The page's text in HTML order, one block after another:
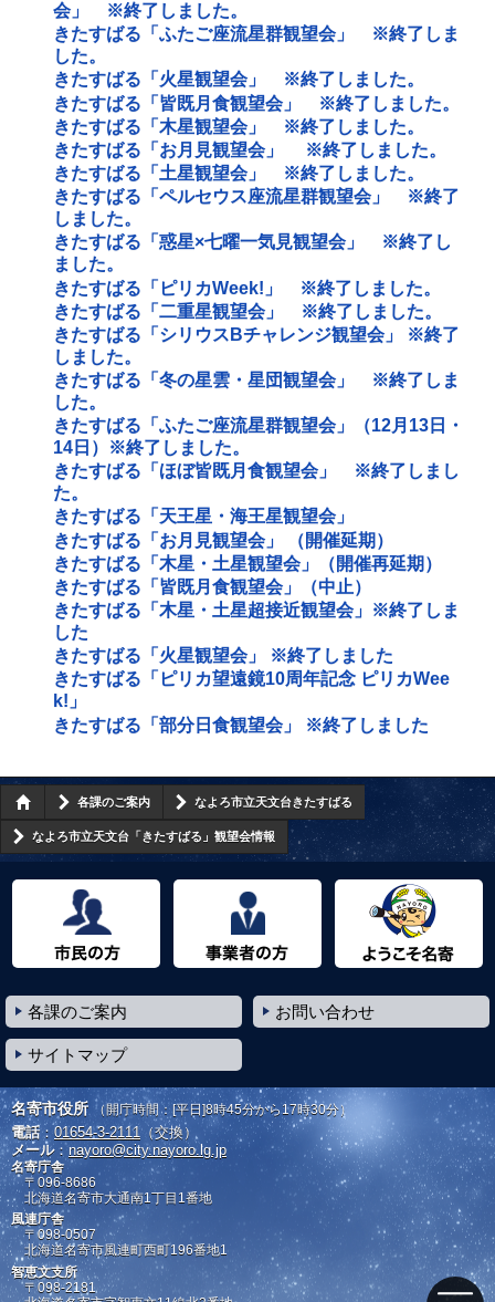
会」 ※終了しました。
きたすばる「ふたご座流星群観望会」 ※終了しま
した。
きたすばる「火星観望会」 ※終了しました。
きたすばる「皆既月食観望会」 ※終了しました。
きたすばる「木星観望会」 ※終了しました。
きたすばる「お月見観望会」 ※終了しました。
きたすばる「土星観望会」 ※終了しました。
きたすばる「ペルセウス座流星群観望会」 ※終了
しました。
きたすばる「惑星×七曜一気見観望会」 ※終了し
ました。
きたすばる「ピリカWeek!」 ※終了しました。
きたすばる「二重星観望会」 ※終了しました。
きたすばる「シリウスBチャレンジ観望会」 ※終了
しました。
きたすばる「冬の星雲・星団観望会」 ※終了しま
した。
きたすばる「ふたご座流星群観望会」（12月13日・
14日）※終了しました。
きたすばる「ほぼ皆既月食観望会」 ※終了しまし
た。
きたすばる「天王星・海王星観望会」
きたすばる「お月見観望会」 （開催延期）
きたすばる「木星・土星観望会」（開催再延期）
きたすばる「皆既月食観望会」（中止）
きたすばる「木星・土星超接近観望会」※終了しま
した
きたすばる「火星観望会」 ※終了しました
きたすばる「ピリカ望遠鏡10周年記念 ピリカWee
k!」
きたすばる「部分日食観望会」 ※終了しました
各課のご案内 なよろ市立天文台きたすばる
なよろ市立天文台「きたすばる」観望会情報
各課のご案内 お問い合わせ
サイトマップ
名寄市役所 （開庁時間：[平日]8時45分から17時30分）
電話： 01654-3-2111 （交換）
メール： nayoro@city.nayoro.lg.jp
名寄庁舎
〒096-8686
北海道名寄市大通南1丁目1番地
風連庁舎
〒098-0507
北海道名寄市風連町西町196番地1
智恵文支所
〒098-2181